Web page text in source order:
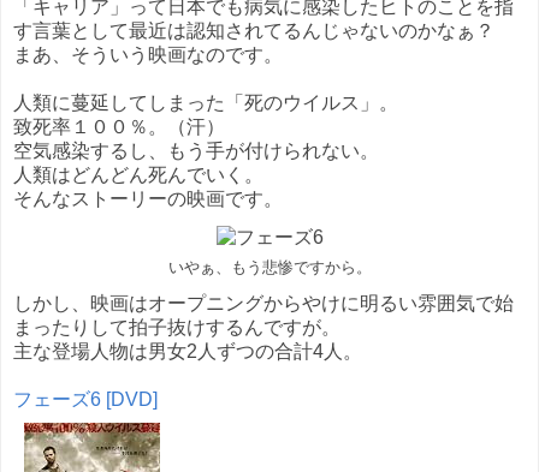
「キャリア」って日本でも病気に感染したヒトのことを指
す言葉として最近は認知されてるんじゃないのかなぁ？
まあ、そういう映画なのです。
人類に蔓延してしまった「死のウイルス」。
致死率１００％。（汗）
空気感染するし、もう手が付けられない。
人類はどんどん死んでいく。
そんなストーリーの映画です。
いやぁ、もう悲惨ですから。
しかし、映画はオープニングからやけに明るい雰囲気で始
まったりして拍子抜けするんですが。
主な登場人物は男女2人ずつの合計4人。
フェーズ6 [DVD]